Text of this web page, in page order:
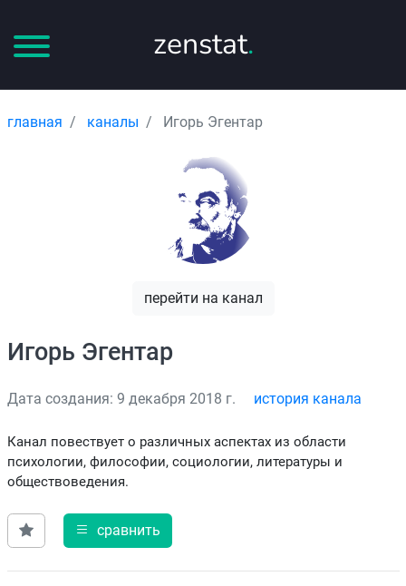
zenstat.
главная каналы Игорь Эгентар
перейти на канал
Игорь Эгентар
Дата создания: 9 декабря 2018 г. история канала
Канал повествует о различных аспектах из области
психологии, философии, социологии, литературы и
обществоведения.
сравнить